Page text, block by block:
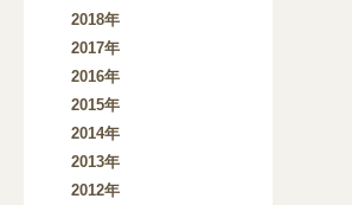
2018年
2017年
2016年
2015年
2014年
2013年
2012年